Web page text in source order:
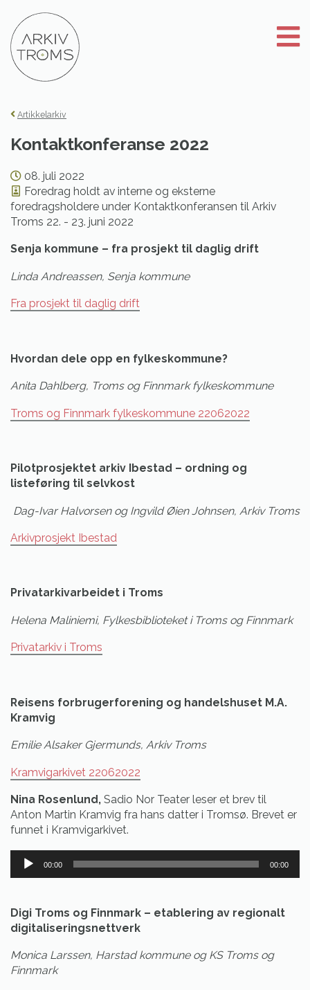
innhold
Artikkelarkiv
Kontaktkonferanse 2022
08. juli 2022
Foredrag holdt av interne og eksterne
foredragsholdere under Kontaktkonferansen til Arkiv
Troms 22. - 23. juni 2022
Senja kommune – fra prosjekt til daglig drift
Linda Andreassen, Senja kommune
Fra prosjekt til daglig drift
Hvordan dele opp en fylkeskommune?
Anita Dahlberg, Troms og Finnmark fylkeskommune
Troms og Finnmark fylkeskommune 22062022
Pilotprosjektet arkiv Ibestad – ordning og
listeføring til selvkost
Dag-Ivar Halvorsen og Ingvild Øien Johnsen, Arkiv Troms
Arkivprosjekt Ibestad
Privatarkivarbeidet i Troms
Helena Maliniemi, Fylkesbiblioteket i Troms og Finnmark
Privatarkiv i Troms
Reisens forbrugerforening og handelshuset M.A.
Kramvig
Emilie Alsaker Gjermunds, Arkiv Troms
Kramvigarkivet 22062022
Nina Rosenlund, Sadio Nor Teater leser et brev til
Anton Martin Kramvig fra hans datter i Tromsø. Brevet er
funnet i Kramvigarkivet.
Lydavspiller
00:00 00:00
Digi Troms og Finnmark – etablering av regionalt
digitaliseringsnettverk
Monica Larssen, Harstad kommune og KS Troms og
Finnmark